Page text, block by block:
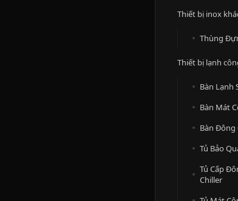
Thiết bị inox
Thùng
Thiết bị lạnh
Bàn Lạnh
Bàn Mát
Bàn Đông
Tủ Bảo
Tủ Cấp
Chiller